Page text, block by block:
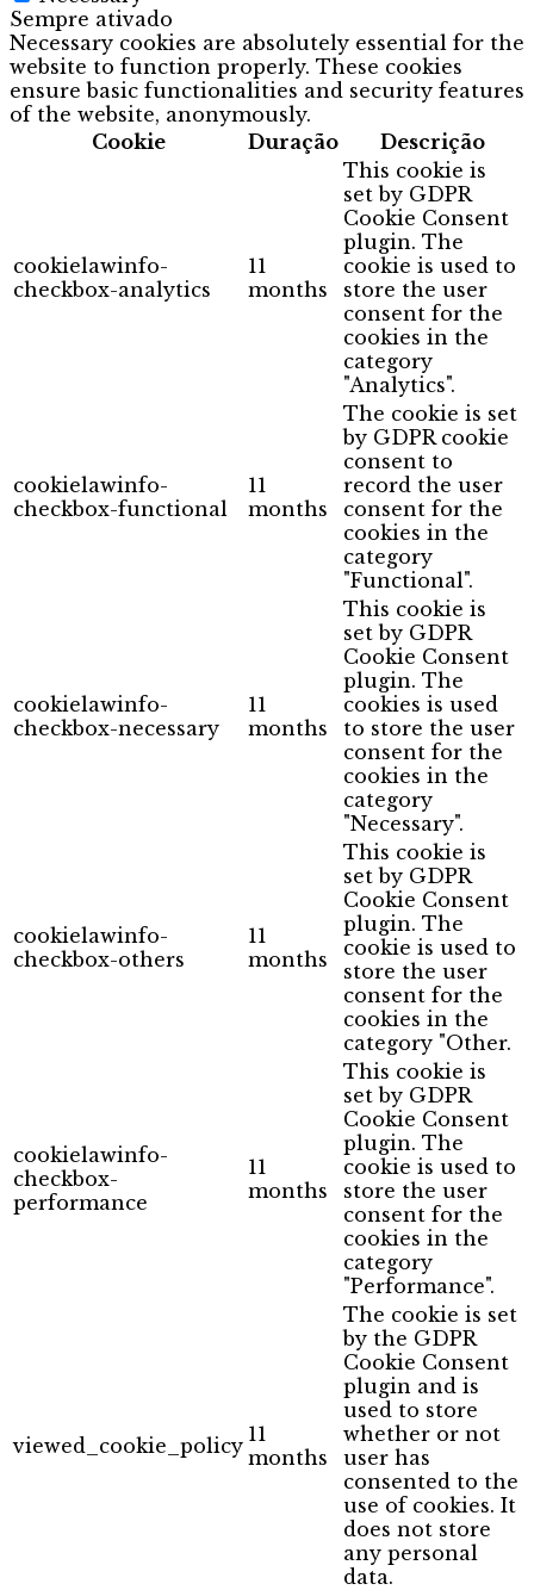
Sempre ativado
Necessary cookies are absolutely essential for the
website to function properly. These cookies
ensure basic functionalities and security features
of the website, anonymously.
Cookie
Duração Descrição
cookielawinfo-
checkbox-analytics
11
months
This cookie is
set by GDPR
Cookie Consent
plugin. The
cookie is used to
store the user
consent for the
cookies in the
category
"Analytics".
cookielawinfo-
checkbox-functional
11
months
The cookie is set
by GDPR cookie
consent to
record the user
consent for the
cookies in the
category
"Functional".
cookielawinfo-
checkbox-necessary
11
months
This cookie is
set by GDPR
Cookie Consent
plugin. The
cookies is used
to store the user
consent for the
cookies in the
category
"Necessary".
cookielawinfo-
checkbox-others
11
months
This cookie is
set by GDPR
Cookie Consent
plugin. The
cookie is used to
store the user
consent for the
cookies in the
category "Other.
cookielawinfo-
checkbox-
performance
11
months
This cookie is
set by GDPR
Cookie Consent
plugin. The
cookie is used to
store the user
consent for the
cookies in the
category
"Performance".
viewed_cookie_policy 11
months
The cookie is set
by the GDPR
Cookie Consent
plugin and is
used to store
whether or not
user has
consented to the
use of cookies. It
does not store
any personal
data.